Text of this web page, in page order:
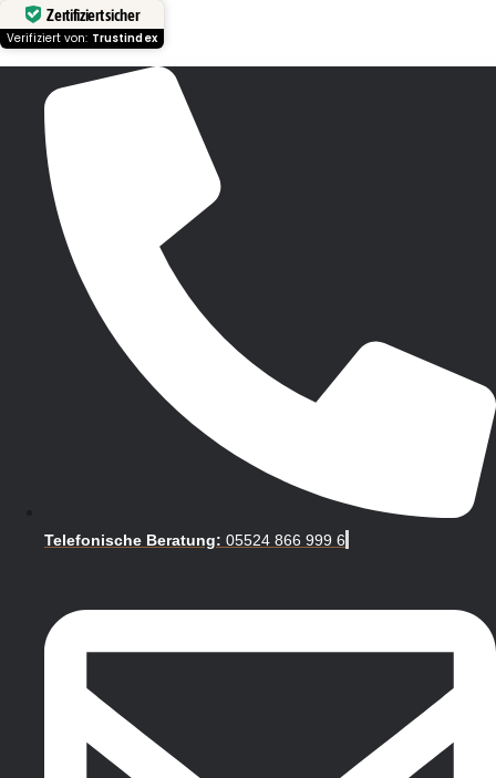
Zertifiziert sicher
Verifiziert von: Trustindex
Telefonische Beratung: 05524 866 999 6